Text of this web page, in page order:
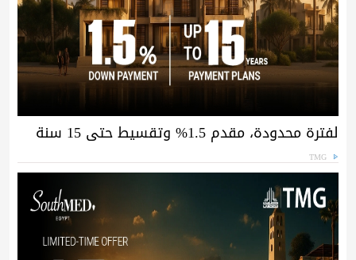
لفترة محدودة، مقدم 1.5% وتقسيط حتى 15 سنة
TMG